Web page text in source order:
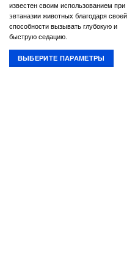
известен своим использованием при
эвтаназии животных благодаря своей
способности вызывать глубокую и
быструю седацию.
ВЫБЕРИТЕ ПАРАМЕТРЫ